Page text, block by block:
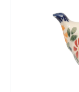
Подарочные
+7
+7